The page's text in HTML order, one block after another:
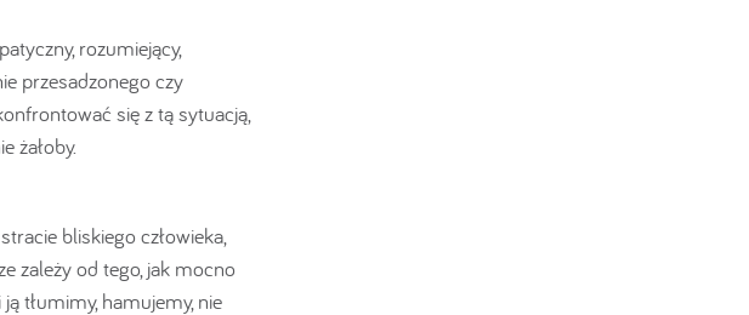
rozumiejący,
przesadzonego czy
się z tą sytuacją,
żałoby.
bliskiego człowieka,
zależy od tego, jak mocno
tłumimy, hamujemy, nie